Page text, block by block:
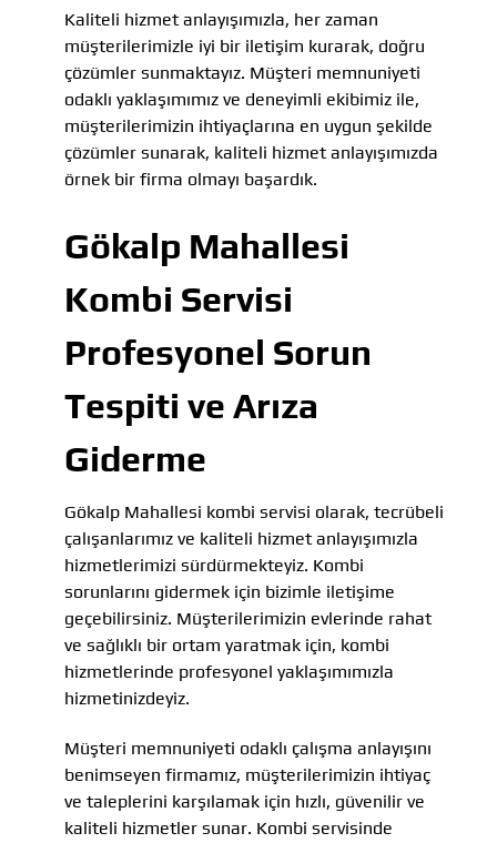
Kaliteli hizmet anlayışımızla, her zaman
müşterilerimizle iyi bir iletişim kurarak, doğru
çözümler sunmaktayız. Müşteri memnuniyeti
odaklı yaklaşımımız ve deneyimli ekibimiz ile,
müşterilerimizin ihtiyaçlarına en uygun şekilde
çözümler sunarak, kaliteli hizmet anlayışımızda
örnek bir firma olmayı başardık.
Gökalp Mahallesi
Kombi Servisi
Profesyonel Sorun
Tespiti ve Arıza
Giderme
Gökalp Mahallesi kombi servisi olarak, tecrübeli
çalışanlarımız ve kaliteli hizmet anlayışımızla
hizmetlerimizi sürdürmekteyiz. Kombi
sorunlarını gidermek için bizimle iletişime
geçebilirsiniz. Müşterilerimizin evlerinde rahat
ve sağlıklı bir ortam yaratmak için, kombi
hizmetlerinde profesyonel yaklaşımımızla
hizmetinizdeyiz.
Müşteri memnuniyeti odaklı çalışma anlayışını
benimseyen firmamız, müşterilerimizin ihtiyaç
ve taleplerini karşılamak için hızlı, güvenilir ve
kaliteli hizmetler sunar. Kombi servisinde